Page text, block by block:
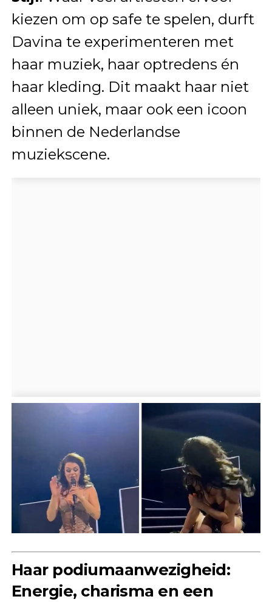
kiezen om op safe te spelen, durft
Davina te experimenteren met
haar muziek, haar optredens én
haar kleding. Dit maakt haar niet
alleen uniek, maar ook een icoon
binnen de Nederlandse
muziekscene.
Haar podiumaanwezigheid:
Energie, charisma en een